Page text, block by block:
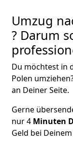
Umzug
? Darum
Du möchtest in
Polen
an Deiner Seite.
Gerne
nur4 Minuten
Geld bei